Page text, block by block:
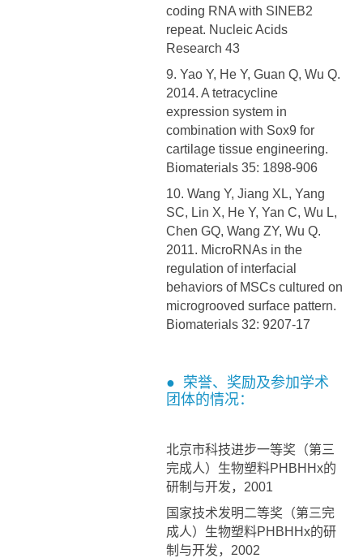
coding RNA with SINEB2
repeat. Nucleic Acids
Research 43
9. Yao Y, He Y, Guan Q, Wu Q.
2014. A tetracycline
expression system in
combination with Sox9 for
cartilage tissue engineering.
Biomaterials 35: 1898-906
10. Wang Y, Jiang XL, Yang
SC, Lin X, He Y, Yan C, Wu L,
Chen GQ, Wang ZY, Wu Q.
2011. MicroRNAs in the
regulation of interfacial
behaviors of MSCs cultured on
microgrooved surface pattern.
Biomaterials 32: 9207-17
● 荣誉、奖励及参加学术
团体的情况：
北京市科技进步一等奖（第三
完成人）生物塑料PHBHHx的
研制与开发，2001
国家技术发明二等奖（第三完
成人）生物塑料PHBHHx的研
制与开发，2002